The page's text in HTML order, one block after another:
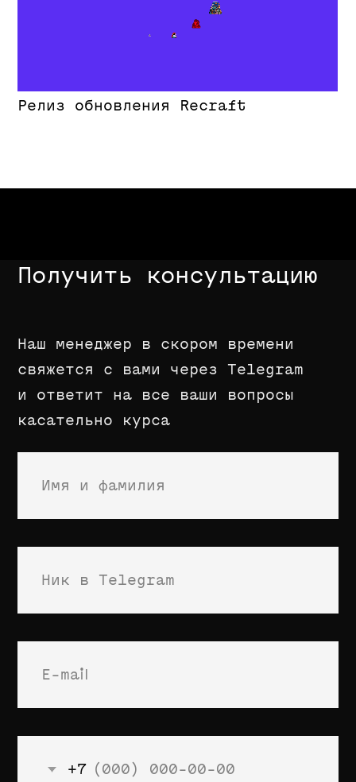
Refund policy: This is a digital
Если у вас есть вопросы,
Марии в Telegram
ВКонтакте